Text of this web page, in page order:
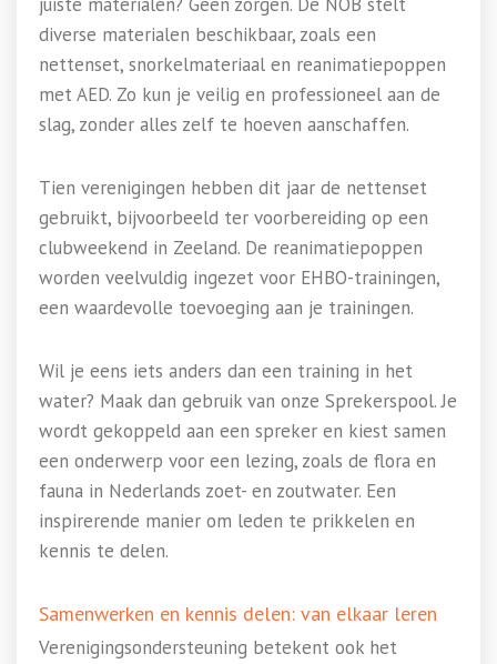
diverse materialen beschikbaar, zoals een
nettenset, snorkelmateriaal en reanimatiepoppen
met AED. Zo kun je veilig en professioneel aan de
slag, zonder alles zelf te hoeven aanschaffen.
Tien verenigingen hebben dit jaar de nettenset
gebruikt, bijvoorbeeld ter voorbereiding op een
clubweekend in Zeeland. De reanimatiepoppen
worden veelvuldig ingezet voor EHBO-trainingen,
een waardevolle toevoeging aan je trainingen.
Wil je eens iets anders dan een training in het
water? Maak dan gebruik van onze Sprekerspool. Je
wordt gekoppeld aan een spreker en kiest samen
een onderwerp voor een lezing, zoals de flora en
fauna in Nederlands zoet- en zoutwater. Een
inspirerende manier om leden te prikkelen en
kennis te delen.
Samenwerken en kennis delen: van elkaar leren
Verenigingsondersteuning betekent ook het